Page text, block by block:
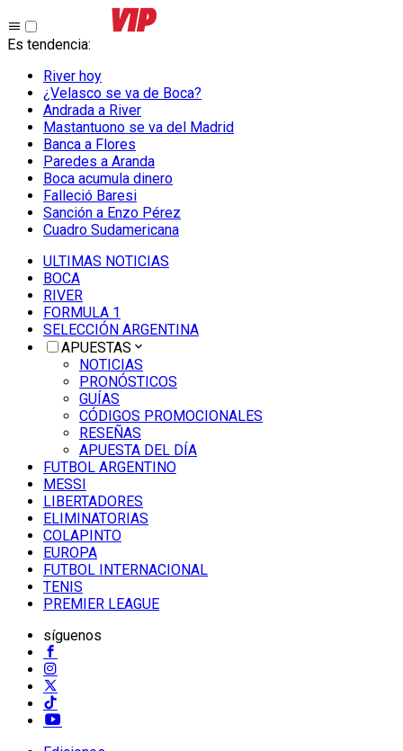
Es tendencia:
River hoy
¿Velasco se va de Boca?
Andrada a River
Mastantuono se va del Madrid
Banca a Flores
Paredes a Aranda
Boca acumula dinero
Falleció Baresi
Sanción a Enzo Pérez
Cuadro Sudamericana
ULTIMAS NOTICIAS
BOCA
RIVER
FORMULA 1
SELECCIÓN ARGENTINA
APUESTAS
NOTICIAS
PRONÓSTICOS
GUÍAS
CÓDIGOS PROMOCIONALES
RESEÑAS
APUESTA DEL DÍA
FUTBOL ARGENTINO
MESSI
LIBERTADORES
ELIMINATORIAS
COLAPINTO
EUROPA
FUTBOL INTERNACIONAL
TENIS
PREMIER LEAGUE
síguenos